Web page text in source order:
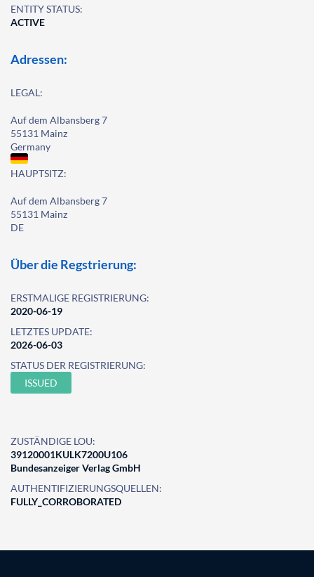
ENTITY STATUS:
ACTIVE
Adressen:
LEGAL:
Auf dem Albansberg 7
55131 Mainz
Germany
HAUPTSITZ:
Auf dem Albansberg 7
55131 Mainz
DE
Über die Regstrierung:
ERSTMALIGE REGISTRIERUNG:
2020-06-19
LETZTES UPDATE:
2026-06-03
STATUS DER REGISTRIERUNG:
ISSUED
ZUSTÄNDIGE LOU:
39120001KULK7200U106
Bundesanzeiger Verlag GmbH
AUTHENTIFIZIERUNGSQUELLEN:
FULLY_CORROBORATED